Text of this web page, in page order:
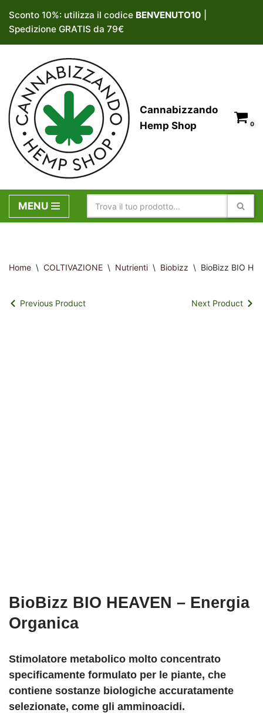
Vai
al
contenuto
Sconto 10%: utilizza il codice BENVENUTO10
Spedizione GRATIS da 79€
Cannabizzando
Hemp Shop
0
MENU
Home \ COLTIVAZIONE \ Nutrienti \ Biobizz \ BioBizz BIO
Previous Product Next Product
BioBizz BIO HEAVEN – Energia
Organica
Stimolatore metabolico molto concentrato
specificamente formulato per le piante, che
contiene sostanze biologiche accuratamente
selezionate, come gli amminoacidi.